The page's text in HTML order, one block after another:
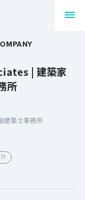
| 建築家
所
建築士事務所